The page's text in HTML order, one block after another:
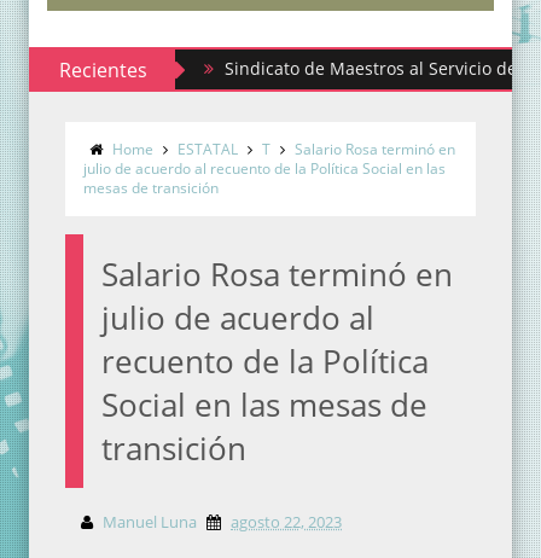
Recientes Sindicato de Maestros al Servicio del Estado
Home ESTATAL T
Salario Rosa terminó en
julio de acuerdo al recuento de la Política Social en las
mesas de transición
Salario Rosa terminó en
julio de acuerdo al
recuento de la Política
Social en las mesas de
transición
Manuel Luna agosto 22, 2023